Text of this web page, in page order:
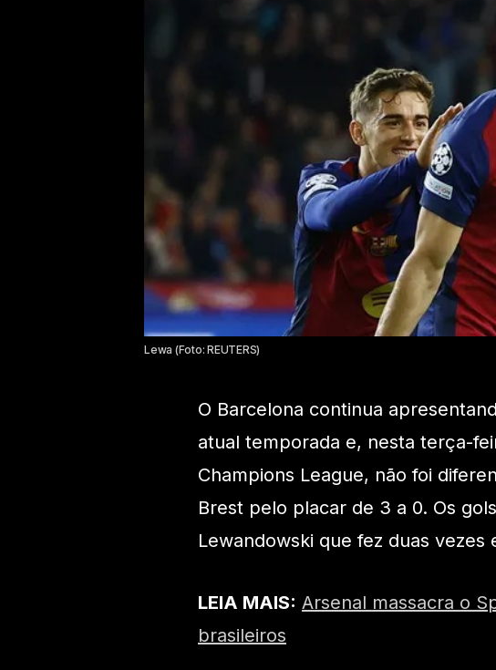
Lewa (Foto: REUTERS)
O Barcelona continua
atual temporada e, nesta terça-
Champions League, não foi
Brest pelo placar de 3 a 0. Os
Lewandowski que fez duas
LEIA MAIS: Arsenal massacra o
brasileiros